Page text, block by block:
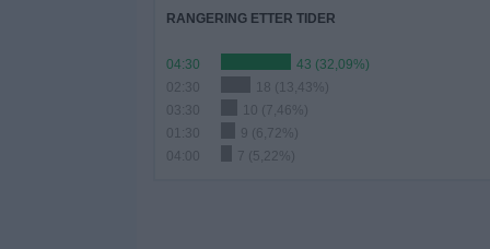
RANGERING ETTER TIDER
04:30
43 (32,09%)
02:30
18 (13,43%)
03:30
10 (7,46%)
01:30
9 (6,72%)
7 (5,22%)